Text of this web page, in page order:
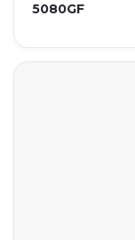
5080GF